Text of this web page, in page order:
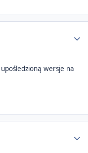
overview
wersje na